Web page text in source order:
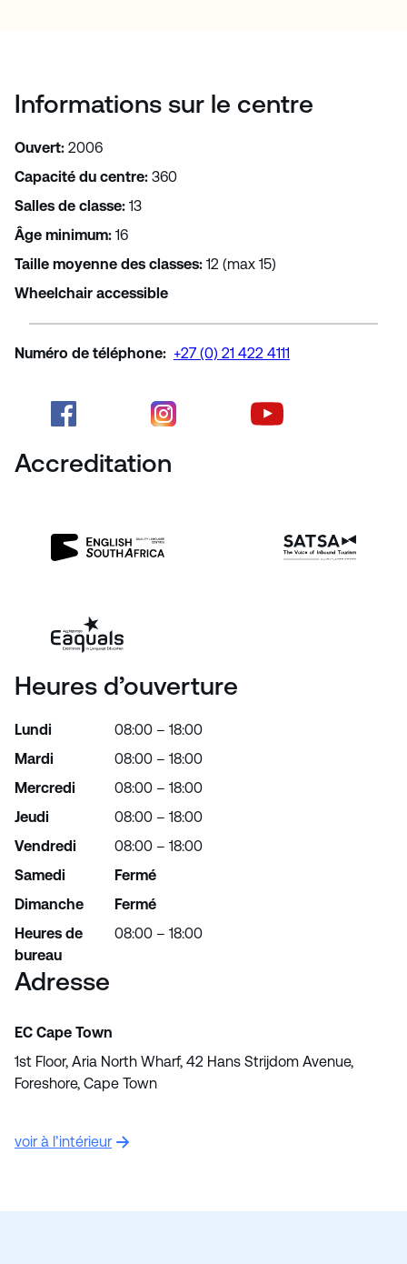
Informations sur le centre
Ouvert: 2006
Capacité du centre: 360
Salles de classe: 13
Âge minimum: 16
Taille moyenne des classes: 12 (max 15)
Wheelchair accessible
Numéro de téléphone: +27 (0) 21 422 4111
Accreditation
Heures d’ouverture
Lundi
Mardi
Mercredi
Jeudi
Vendredi
Samedi
Dimanche
Heures de
bureau
08:00 – 18:00
08:00 – 18:00
08:00 – 18:00
08:00 – 18:00
08:00 – 18:00
Fermé
Fermé
08:00 – 18:00
Adresse
EC Cape Town
1st Floor, Aria North Wharf, 42 Hans Strijdom Avenue,
Foreshore, Cape Town
voir à l’intérieur